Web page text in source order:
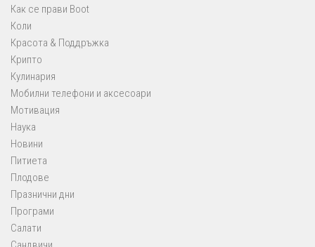
Как се прави Boot
Коли
Красота & Поддръжка
Крипто
Кулинария
Мобилни телефони и аксесоари
Мотивация
Наука
Новини
Питиета
Плодове
Празнични дни
Програми
Салати